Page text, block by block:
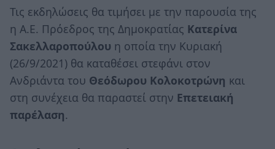
Τις εκδηλώσεις θα τιμήσει με την παρουσία της
η Α.Ε. Πρόεδρος της Δημοκρατίας Κατερίνα
Σακελλαροπούλου η οποία την Κυριακή
(26/9/2021) θα καταθέσει στεφάνι στον
Ανδριάντα του Θεόδωρου Κολοκοτρώνη και
στη συνέχεια θα παραστεί στην Επετειακή
παρέλαση.